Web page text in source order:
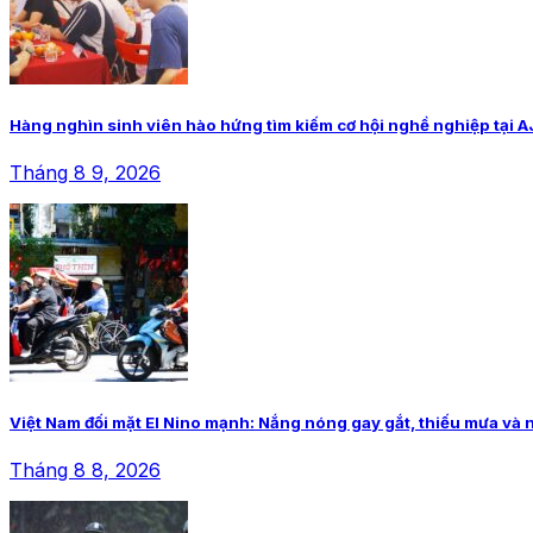
Hàng nghìn sinh viên hào hứng tìm kiếm cơ hội nghề nghiệp tại
Tháng 8 9, 2026
Việt Nam đối mặt El Nino mạnh: Nắng nóng gay gắt, thiếu mưa và
Tháng 8 8, 2026